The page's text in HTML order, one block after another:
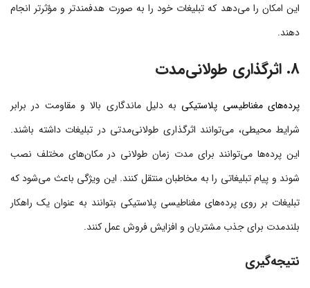
این امکان را می‌دهد که تبلیغات خود را به صورت هدفمندتر و مؤثرتر انجام
دهند.
8. اثرگذاری طولانی‌مدت
پرده‌های مغناطیسی پلاستیکی به دلیل ماندگاری بالا و مقاومت در برابر
شرایط محیطی، می‌توانند اثرگذاری طولانی‌مدتی در تبلیغات داشته باشند.
این پرده‌ها می‌توانند برای مدت زمان طولانی در مکان‌های مختلف نصب
شوند و پیام تبلیغاتی را به مخاطبان منتقل کنند. این ویژگی باعث می‌شود که
تبلیغات بر روی پرده‌های مغناطیسی پلاستیکی بتوانند به عنوان یک راهکار
بلندمدت برای جذب مشتریان و افزایش فروش عمل کنند.
نتیجه‌گیری